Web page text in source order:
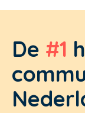
De #1